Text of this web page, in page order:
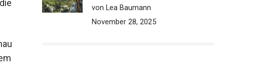
von Lea Baumann
November 28, 2025